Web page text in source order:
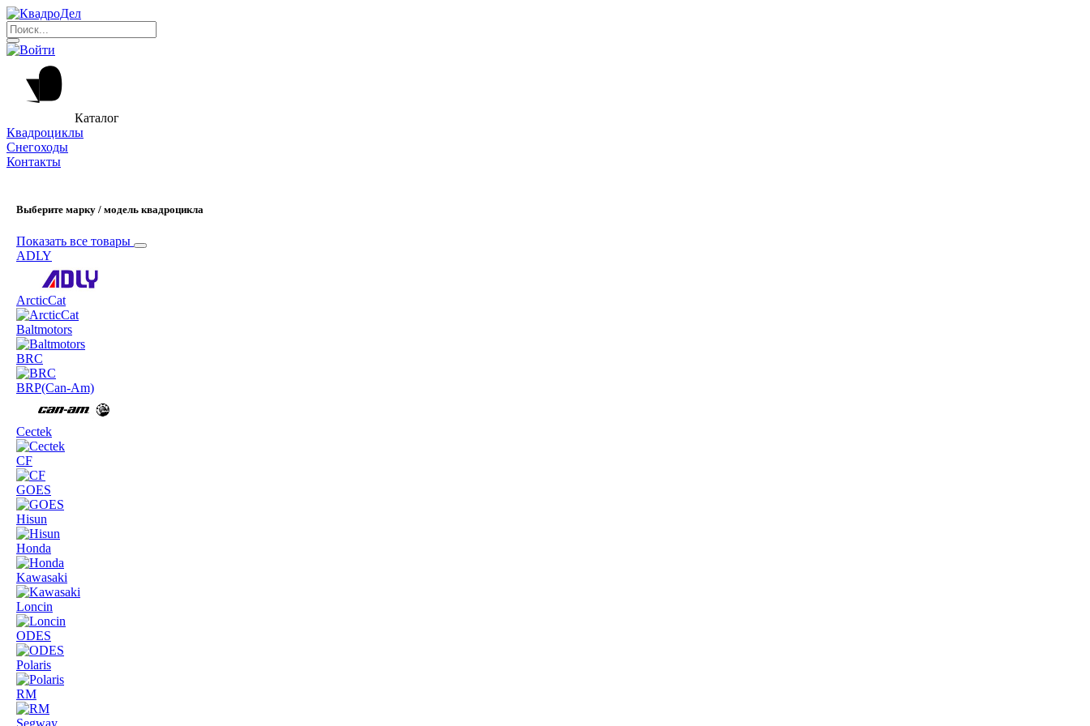
Каталог
Квадроциклы
Снегоходы
Контакты
Выберите марку / модель квадроцикла
Показать все товары
ADLY
ArcticCat
Baltmotors
BRC
BRP(Can-Am)
Cectek
CF
GOES
Hisun
Honda
Kawasaki
Loncin
ODES
Polaris
RM